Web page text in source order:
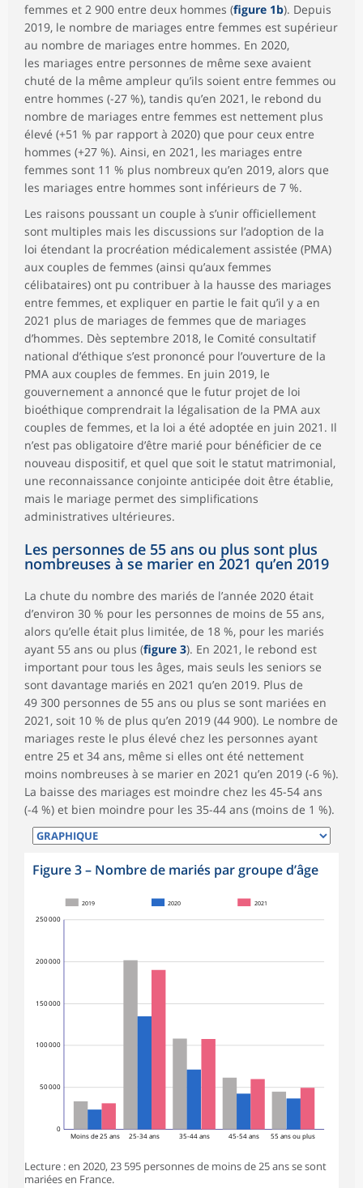
femmes et 2 900 entre deux hommes (figure 1b). Depuis
2019, le nombre de mariages entre femmes est supérieur
au nombre de mariages entre hommes. En 2020,
les mariages entre personnes de même sexe avaient
chuté de la même ampleur qu’ils soient entre femmes ou
entre hommes (-27 %), tandis qu’en 2021, le rebond du
nombre de mariages entre femmes est nettement plus
élevé (+51 % par rapport à 2020) que pour ceux entre
hommes (+27 %). Ainsi, en 2021, les mariages entre
femmes sont 11 % plus nombreux qu’en 2019, alors que
les mariages entre hommes sont inférieurs de 7 %.
Les raisons poussant un couple à s’unir officiellement
sont multiples mais les discussions sur l’adoption de la
loi étendant la procréation médicalement assistée (PMA)
aux couples de femmes (ainsi qu’aux femmes
célibataires) ont pu contribuer à la hausse des mariages
entre femmes, et expliquer en partie le fait qu’il y a en
2021 plus de mariages de femmes que de mariages
d’hommes. Dès septembre 2018, le Comité consultatif
national d’éthique s’est prononcé pour l’ouverture de la
PMA aux couples de femmes. En juin 2019, le
gouvernement a annoncé que le futur projet de loi
bioéthique comprendrait la légalisation de la PMA aux
couples de femmes, et la loi a été adoptée en juin 2021. Il
n’est pas obligatoire d’être marié pour bénéficier de ce
nouveau dispositif, et quel que soit le statut matrimonial,
une reconnaissance conjointe anticipée doit être établie,
mais le mariage permet des simplifications
administratives ultérieures.
Les personnes de 55 ans ou plus sont plus
nombreuses à se marier en 2021 qu’en 2019
La chute du nombre des mariés de l’année 2020 était
d’environ 30 % pour les personnes de moins de 55 ans,
alors qu’elle était plus limitée, de 18 %, pour les mariés
ayant 55 ans ou plus (figure 3). En 2021, le rebond est
important pour tous les âges, mais seuls les seniors se
sont davantage mariés en 2021 qu’en 2019. Plus de
49 300 personnes de 55 ans ou plus se sont mariées en
2021, soit 10 % de plus qu’en 2019 (44 900). Le nombre de
mariages reste le plus élevé chez les personnes ayant
entre 25 et 34 ans, même si elles ont été nettement
moins nombreuses à se marier en 2021 qu’en 2019 (-6 %).
La baisse des mariages est moindre chez les 45-54 ans
(-4 %) et bien moindre pour les 35-44 ans (moins de 1 %).
Figure 3 – Nombre de mariés par groupe d’âge
0
50 000
100 000
150 000
200 000
250 000
Moins de 25 ans 25-34 ans 35-44 ans 45-54 ans 55 ans ou plus
2019 2020 2021
Lecture : en 2020, 23 595 personnes de moins de 25 ans se sont
mariées en France.